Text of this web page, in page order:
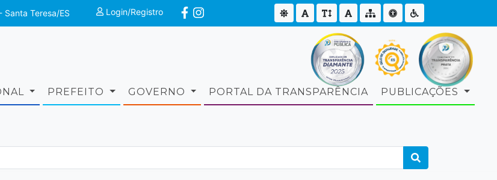
Teresa/ES Login/Registro
PREFEITO GOVERNO PORTAL DA TRANSPARÊNCIA PUBLICAÇÕES